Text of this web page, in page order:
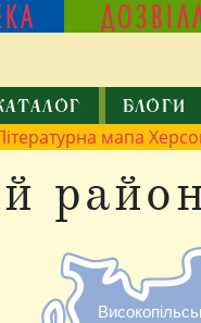
БЛОГИ
мапа